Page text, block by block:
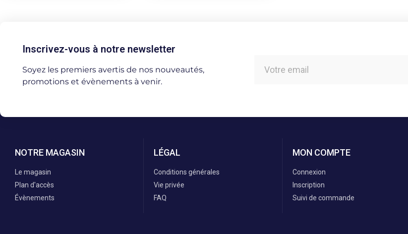
Inscrivez-vous à notre newsletter
Soyez les premiers avertis de nos nouveautés,
promotions et évènements à venir.
NOTRE MAGASIN
Le magasin
Plan d'accès
Évènements
LÉGAL
Conditions générales
Vie privée
FAQ
MON COMPTE
Connexion
Inscription
Suivi de commande